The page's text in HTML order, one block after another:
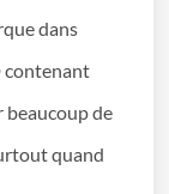
dans
contenant
beaucoup de
quand